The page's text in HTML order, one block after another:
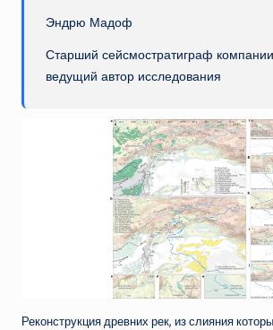
Эндрю Мадоф
Старший сейсмостратиграф
ведущий автор исследования
Реконструкция древних рек, из слияния